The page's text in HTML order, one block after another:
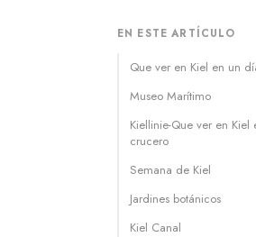
EN ESTE ARTÍCULO
Que ver en Kiel en un
Museo Marítimo
Kiellinie-Que ver en
crucero
Semana de Kiel
Jardines botánicos
Kiel Canal